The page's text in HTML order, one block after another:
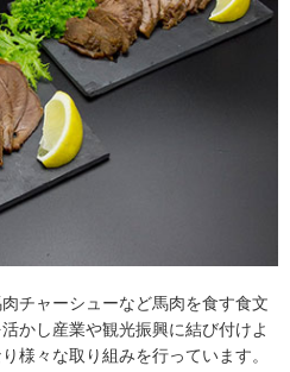
チャーシューなど馬肉を食す食文
かし産業や観光振興に結び付けよ
様々な取り組みを行っています。